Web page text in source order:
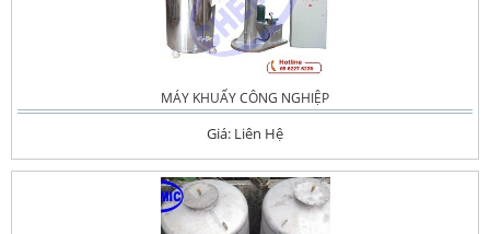
MÁY KHUẤY CÔNG NGHIỆP
Giá: Liên Hệ